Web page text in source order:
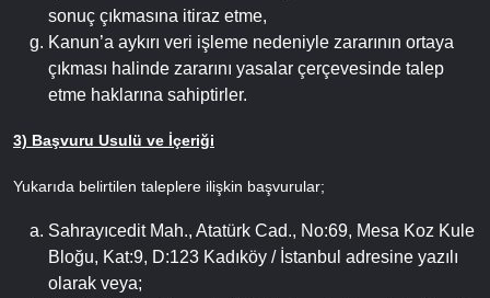
sonuç çıkmasına itiraz etme,
Kanun’a aykırı veri işleme nedeniyle zararının ortaya
çıkması halinde zararını yasalar çerçevesinde talep
etme haklarına sahiptirler.
3) Başvuru Usulü ve İçeriği
Yukarıda belirtilen taleplere ilişkin başvurular;
Sahrayıcedit Mah., Atatürk Cad., No:69, Mesa Koz Kule
Bloğu, Kat:9, D:123 Kadıköy / İstanbul adresine yazılı
olarak veya;